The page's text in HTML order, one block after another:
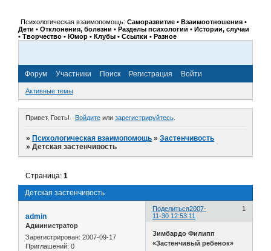
Психологическая взаимопомощь: Саморазвитие • Взаимоотношения •
Дети • Отклонения, болезни • Разделы психологии • Истории, случаи
• Творчество • Юмор • Клубы • Ссылки • Разное
Форум Участники Поиск Регистрация Войти
Активные темы
Привет, Гость! Войдитеили зарегистрируйтесь.
»Психологическая взаимопомощь »Застенчивость
»Детская застенчивость
Детская застенчивость
Страница:1
Поделиться 1
2007-
11-30 12:53:11
admin
Администратор
Зарегистрирован: 2007-09-17
Приглашений: 0
Зимбардо Филипп
«Застенчивый ребенок»